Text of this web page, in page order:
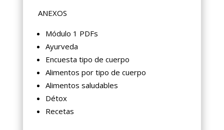
ANEXOS
Módulo 1 PDFs
Ayurveda
Encuesta tipo de cuerpo
Alimentos por tipo de cuerpo
Alimentos saludables
Détox
Recetas